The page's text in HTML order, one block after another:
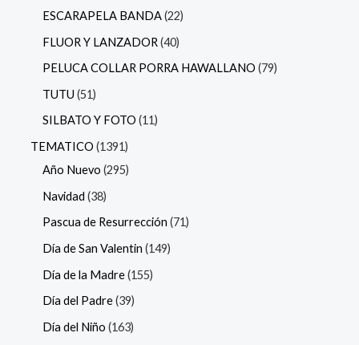
ESCARAPELA BANDA 22
FLUOR Y LANZADOR 40
PELUCA COLLAR PORRA HAWALLANO 79
TUTU 51
SILBATO Y FOTO 11
TEMATICO 1391
Año Nuevo 295
Navidad 38
Pascua de Resurrección 71
Día de San Valentin 149
Día de la Madre 155
Día del Padre 39
Día del Niño 163